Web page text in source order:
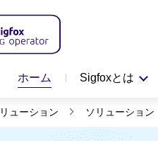
ホーム Sigfoxとは
ューション ソリューション